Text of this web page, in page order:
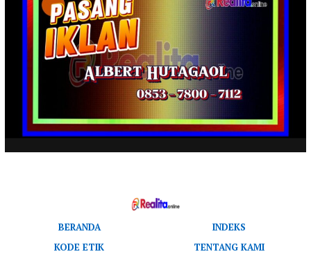
BERANDA
INDEKS
KODE ETIK
TENTANG KAMI